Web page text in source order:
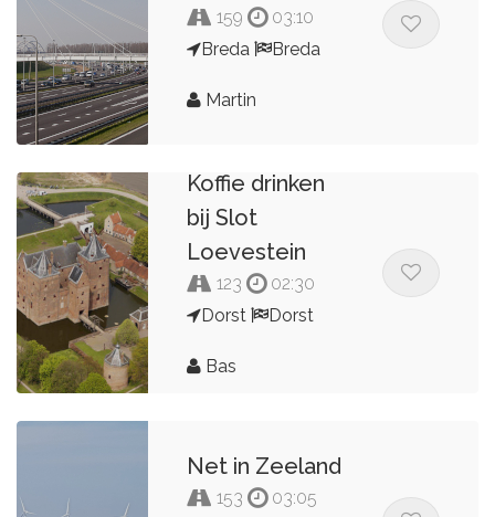
159
03:10
Breda
Breda
Martin
Koffie drinken
bij Slot
Loevestein
123
02:30
Dorst
Dorst
Bas
Net in Zeeland
153
03:05